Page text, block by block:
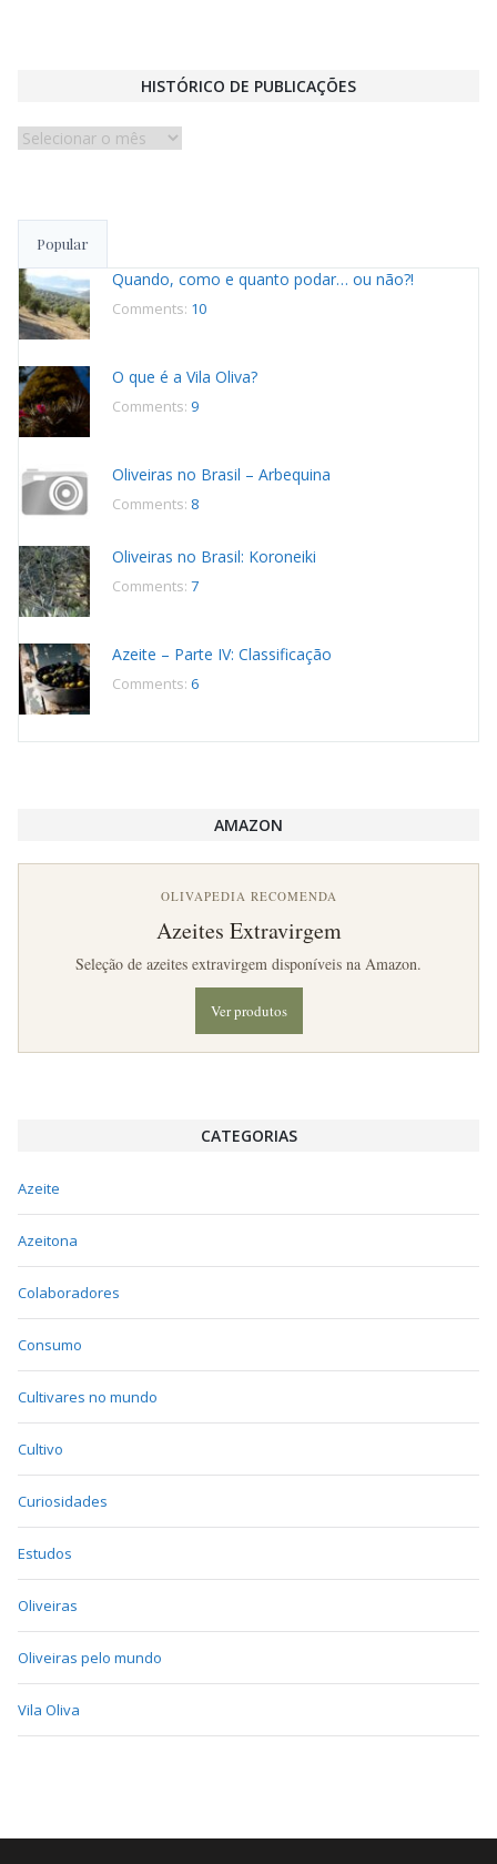
HISTÓRICO DE PUBLICAÇÕES
Histórico
Popular
Quando, como e quanto podar… ou não?!
Comments: 10
O que é a Vila Oliva?
Comments: 9
Oliveiras no Brasil – Arbequina
Comments: 8
Oliveiras no Brasil: Koroneiki
Comments: 7
Azeite – Parte IV: Classificação
Comments: 6
AMAZON
OLIVAPEDIA RECOMENDA
Azeites Extravirgem
Seleção de azeites extravirgem disponíveis na Amazon.
Ver produtos
CATEGORIAS
Azeite
Azeitona
Colaboradores
Consumo
Cultivares no mundo
Cultivo
Curiosidades
Estudos
Oliveiras
Oliveiras pelo mundo
Vila Oliva